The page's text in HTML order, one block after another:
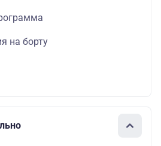
на борту